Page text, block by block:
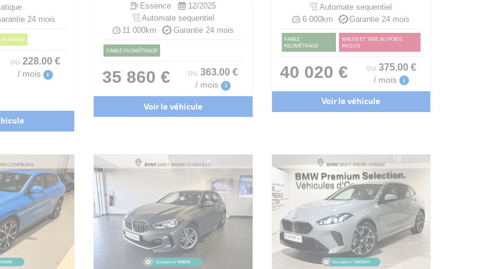
24 mois
EN BAISSE
ou 228.00 €
/ mois i
Essence
12/2025
Automate sequentiel
11 000km
Garantie 24 mois
FAIBLE KILOMÉTRAGE
35 860 € ou363.00 €
/ mois i
Voir le véhicule
Automate sequentiel
6 000km
Garantie 24 mois
FAIBLE
KILOMÉTRAGE
MALUS ET TAXE AU POIDS
INCLUS
40 020 € ou 375.00 €
/ mois i
Voir le véhicule